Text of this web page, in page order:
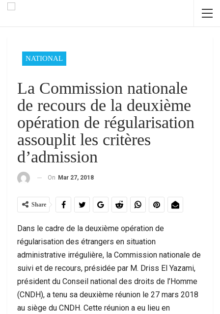
NATIONAL
La Commission nationale
de recours de la deuxième
opération de régularisation
assouplit les critères
d’admission
On Mar 27, 2018
Share
Dans le cadre de la deuxième opération de
régularisation des étrangers en situation
administrative irrégulière, la Commission nationale de
suivi et de recours, présidée par M. Driss El Yazami,
président du Conseil national des droits de l’Homme
(CNDH), a tenu sa deuxième réunion le 27 mars 2018
au siège du CNDH. Cette réunion a eu lieu en